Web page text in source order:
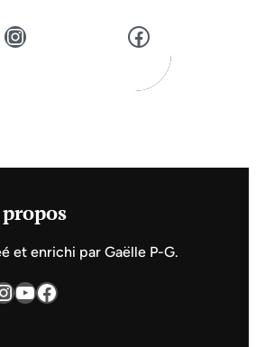
Instagram Facebook
et enrichi par Gaëlle P-G.
YouTube Facebook